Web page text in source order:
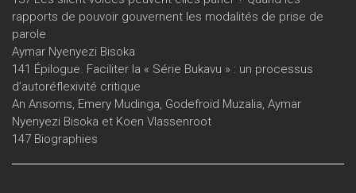
rapports de pouvoir gouvernent les modalités de prise de
parole
Aymar Nyenyezi Bisoka
141 Épilogue. Faciliter la « Série Bukavu » : un processus
d’autoréflexivité critique
An Ansoms, Emery Mudinga, Godefroid Muzalia, Aymar
Nyenyezi Bisoka et Koen Vlassenroot
147 Biographies